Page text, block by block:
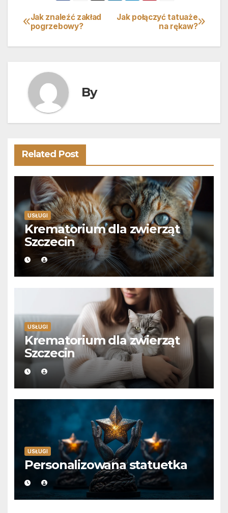
Nawigacja
wpisu
Jak połączyć tatuaże
na rękaw?
Jak znaleźć zakład
pogrzebowy?
By
Related Post
USŁUGI
Krematorium dla zwierząt
Szczecin
USŁUGI
Krematorium dla zwierząt
Szczecin
USŁUGI
Personalizowana statuetka